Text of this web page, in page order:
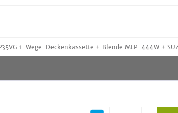
1-Wege-Deckenkassette + Blende MLP-444W +